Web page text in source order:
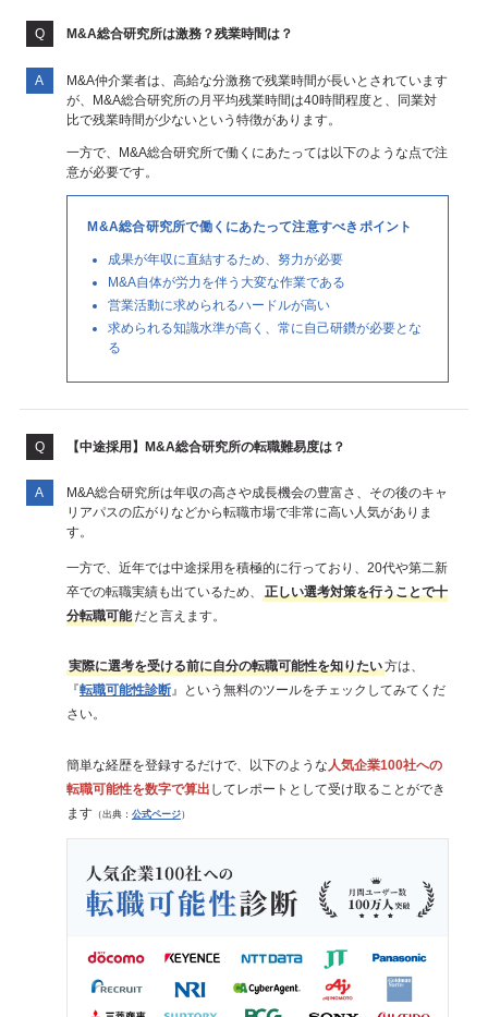
M&A総合研究所は激務？残業時間は？
M&A仲介業者は、高給な分激務で残業時間が長いとされています
が、M&A総合研究所の月平均残業時間は40時間程度と、同業対
比で残業時間が少ないという特徴があります。
一方で、M&A総合研究所で働くにあたっては以下のような点で注
意が必要です。
M&A総合研究所で働くにあたって注意すべきポイント
成果が年収に直結するため、努力が必要
M&A自体が労力を伴う大変な作業である
営業活動に求められるハードルが高い
求められる知識水準が高く、常に自己研鑽が必要とな
る
【中途採用】M&A総合研究所の転職難易度は？
M&A総合研究所は年収の高さや成長機会の豊富さ、その後のキャ
リアパスの広がりなどから転職市場で非常に高い人気がありま
す。
一方で、近年では中途採用を積極的に行っており、20代や第二新
卒での転職実績も出ているため、
正しい選考対策を行うことで十
分転職可能だと言えます。
実際に選考を受ける前に自分の転職可能性を知りたい方は、
『転職可能性診断』という無料のツールをチェックしてみてくだ
さい。
簡単な経歴を登録するだけで、以下のような人気企業100社への
転職可能性を数字で算出 してレポートとして受け取ることができ
ます（出典： 公式ページ）